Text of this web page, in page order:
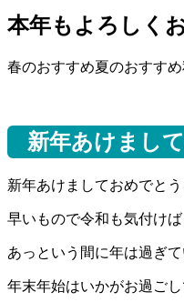
本年もよろしく
春のおすすめ夏のおすすめ
新年あけまし
新年あけましておめでとう
早いもので令和も気付けば
あっという間に年は過ぎて
年末年始はいかがお過ご